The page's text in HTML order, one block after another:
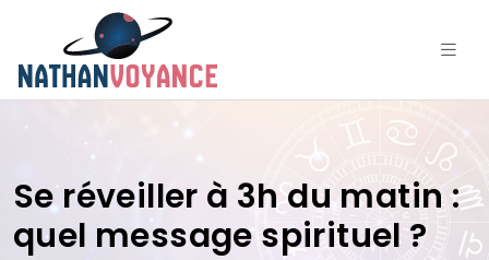
Se réveiller à 3h du matin :
quel message spirituel ?